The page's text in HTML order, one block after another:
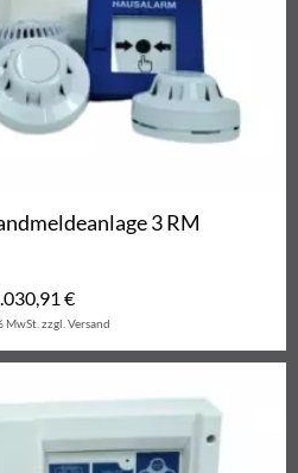
3 RM
MwSt. zzgl. Versand
€